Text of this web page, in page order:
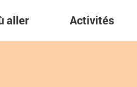
aller Activités